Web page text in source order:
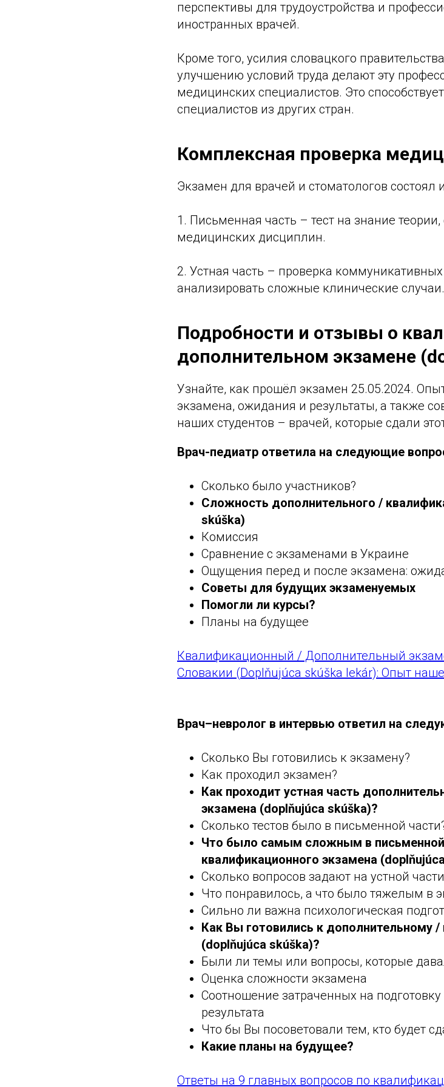
перспективы для трудоустройства и
иностранных врачей.
Кроме того, усилия словацкого
улучшению условий труда делают эту
медицинских специалистов. Это
специалистов из других стран.
Комплексная проверка
Экзамен для врачей и стоматологов состоял
1. Письменная часть – тест на знание
медицинских дисциплин.
2. Устная часть – проверка
анализировать сложные клинические случаи.
Подробности и отзывы о
дополнительном экзамене
Узнайте, как прошёл экзамен 25.05.2024.
экзамена, ожидания и результаты, а также
наших студентов – врачей, которые сдали
Врач-педиатр ответила на следующие
Сколько было участников?
Сложность дополнительного /
skúška)
Комиссия
Сравнение с экзаменами в Украине
Ощущения перед и после экзамена:
Советы для будущих экзаменуемых
Помогли ли курсы?
Планы на будущее
Квалификационный / Дополнительный
Словакии (Doplňujúca skúška lekár): Опыт
Врач–невролог в интервью ответил на
Сколько Вы готовились к экзамену?
Как проходил экзамен?
Как проходит устная часть
экзамена (doplňujúca skúška)?
Сколько тестов было в письменной
Что было самым сложным в письменной
квалификационного экзамена
Сколько вопросов задают на устной
Что понравилось, а что было тяжелым в
Сильно ли важна психологическая
Как Вы готовились к дополнительному
(doplňujúca skúška)?
Были ли темы или вопросы, которые
Оценка сложности экзамена
Соотношение затраченных на
результата
Что бы Вы посоветовали тем, кто будет
Какие планы на будущее?
Ответы на 9 главных вопросов по